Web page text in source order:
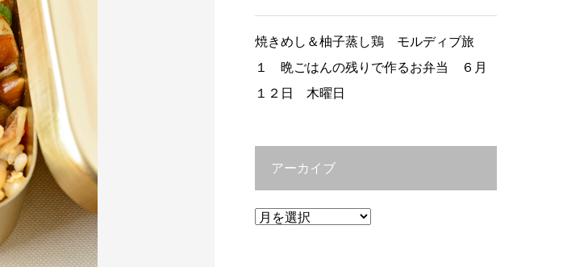
焼きめし＆柚子蒸し鶏 モルディブ旅
１ 晩ごはんの残りで作るお弁当 ６月
１２日 木曜日
アーカイブ